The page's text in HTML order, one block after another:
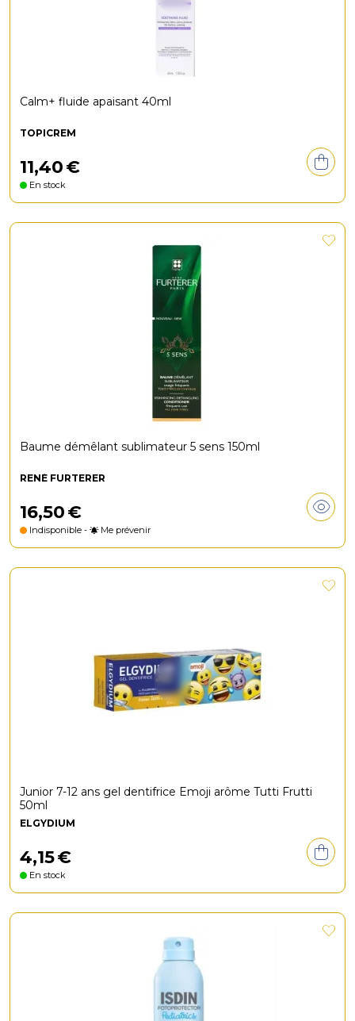
Calm+ fluide apaisant 40ml
TOPICREM
11,40€
En stock
Baume démêlant sublimateur 5 sens 150ml
RENÉ FURTERER
16,50€
Indisponible - Me prévenir
Junior 7-12 ans gel dentifrice Emoji arôme Tutti Frutti
50ml
ELGYDIUM
4,15€
En stock